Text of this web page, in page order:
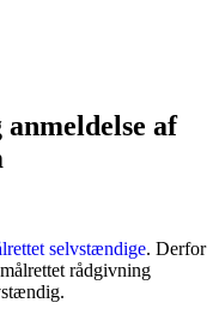
af
selvstændige. Derfor
rådgivning